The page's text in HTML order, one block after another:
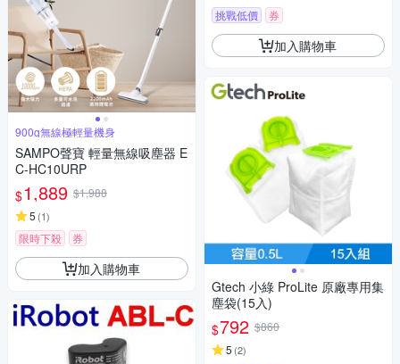
900g無線極輕量機身
SAMPO聲寶 輕量無線吸塵器 E
C-HC10URP
$1,889 $1,988
5 (1)
限時下殺 券
加入購物車
挑戰低價 券
加入購物車
Gtech 小綠 ProLite 原廠專用集
塵袋(15入)
$792 $860
5 (2)